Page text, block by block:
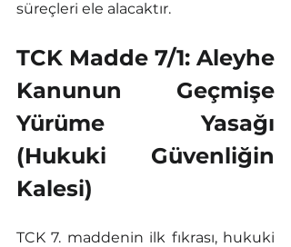
süreçleri ele alacaktır.
TCK Madde 7/1: Aleyhe
Kanunun Geçmişe
Yürüme Yasağı
(Hukuki Güvenliğin
Kalesi)
TCK 7. maddenin ilk fıkrası, hukuki